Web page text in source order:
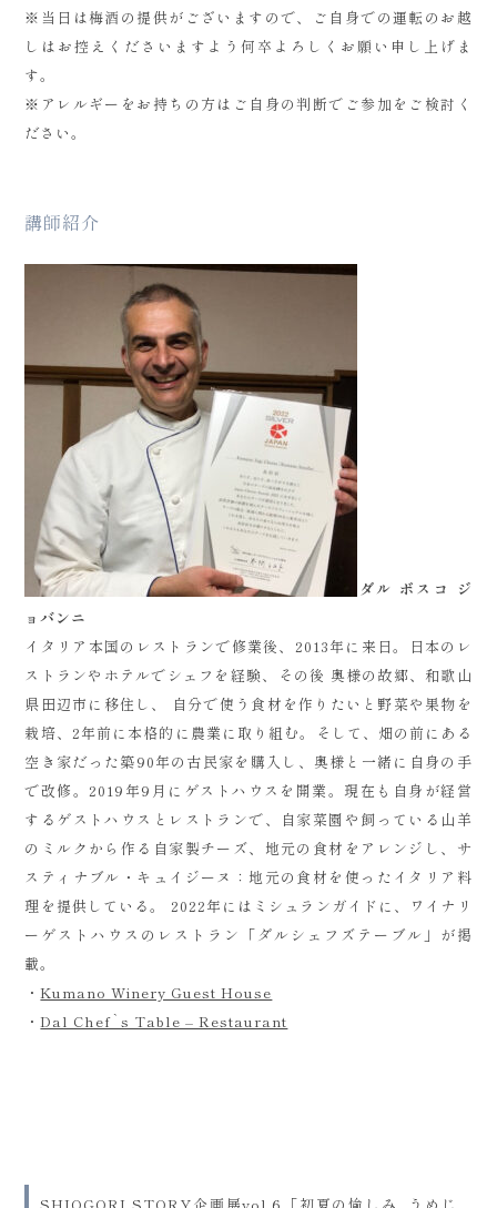
※当日は梅酒の提供がございますので、ご自身での運転のお越
しはお控えくださいますよう何卒よろしくお願い申し上げま
す。
※アレルギーをお持ちの方はご自身の判断でご参加をご検討く
ださい。
講師紹介
ダル ボスコ ジ
ョバンニ
イタリア本国のレストランで修業後、2013年に来日。日本のレ
ストランやホテルでシェフを経験、その後 奥様の故郷、和歌山
県田辺市に移住し、 自分で使う食材を作りたいと野菜や果物を
栽培、2年前に本格的に農業に取り組む。そして、畑の前にある
空き家だった築90年の古民家を購入し、奥様と一緒に自身の手
で改修。2019年9月にゲストハウスを開業。現在も自身が経営
するゲストハウスとレストランで、自家菜園や飼っている山羊
のミルクから作る自家製チーズ、地元の食材をアレンジし、サ
スティナブル・キュイジーヌ：地元の食材を使ったイタリア料
理を提供している。 2022年にはミシュランガイドに、ワイナリ
ーゲストハウスのレストラン「ダルシェフズテーブル」が掲
載。
・Kumano Winery Guest House
・Dal Chef`s Table – Restaurant